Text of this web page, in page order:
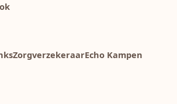
ZorgverzekeraarEcho Kampen